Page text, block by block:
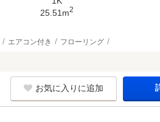
25.51m2
エアコン付き フローリング
お気に入りに追加